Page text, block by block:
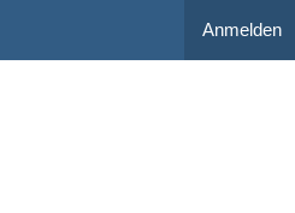
Anmelden